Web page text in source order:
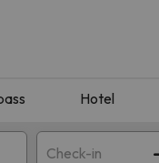
Hotel
Check-in